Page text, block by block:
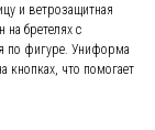
и ветрозащитная
на бретелях с
по фигуре. Униформа
кнопках, что помогает